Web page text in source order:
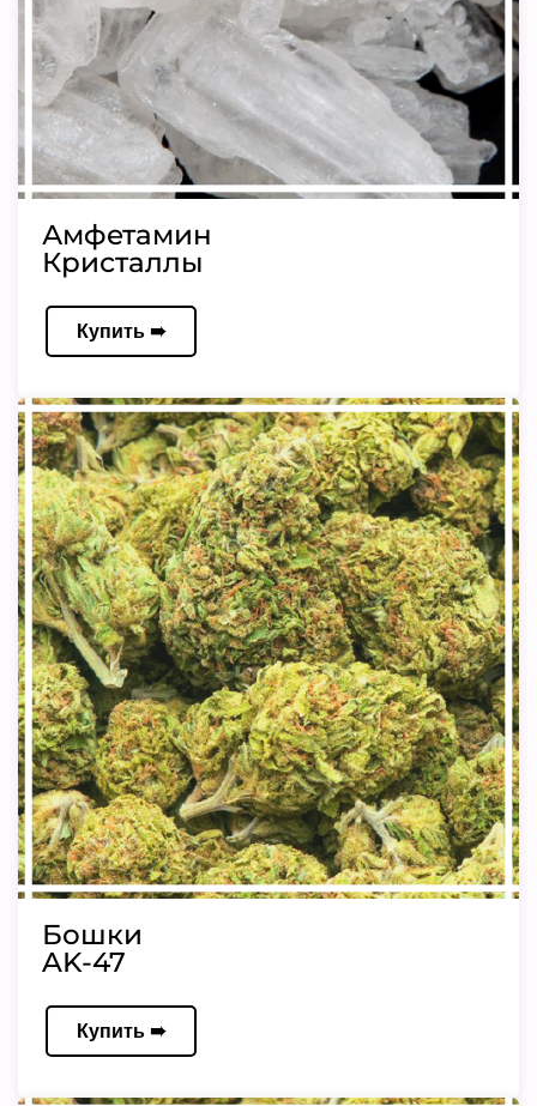
Амфетамин
Кристаллы
Купить ➠
Бошки
AK-47
Купить ➠